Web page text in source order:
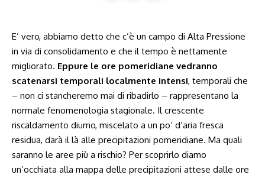
E’ vero, abbiamo detto che c’è un campo di Alta Pressione
in via di consolidamento e che il tempo è nettamente
migliorato. Eppure le ore pomeridiane vedranno
scatenarsi temporali localmente intensi, temporali che
– non ci stancheremo mai di ribadirlo – rappresentano la
normale fenomenologia stagionale. Il crescente
riscaldamento diurno, miscelato a un po’ d’aria fresca
residua, darà il là alle precipitazioni pomeridiane. Ma quali
saranno le aree più a rischio? Per scoprirlo diamo
un’occhiata alla mappa delle precipitazioni attese dalle ore